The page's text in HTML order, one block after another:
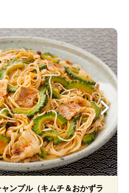
ンプル（キムチ＆おかずラ